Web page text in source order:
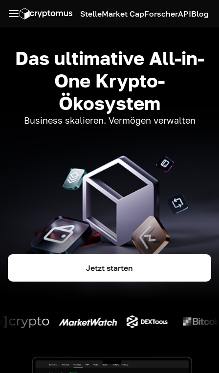
StelleMarket CapForscherAPIBlog
Das ultimative All-in-
One Krypto-
Ökosystem
Business skalieren. Vermögen verwalten
Jetzt starten